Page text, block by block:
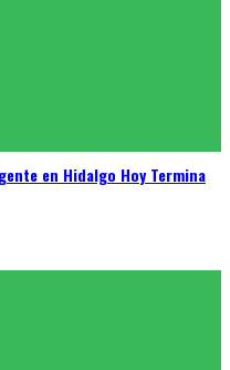
en Hidalgo Hoy Termina